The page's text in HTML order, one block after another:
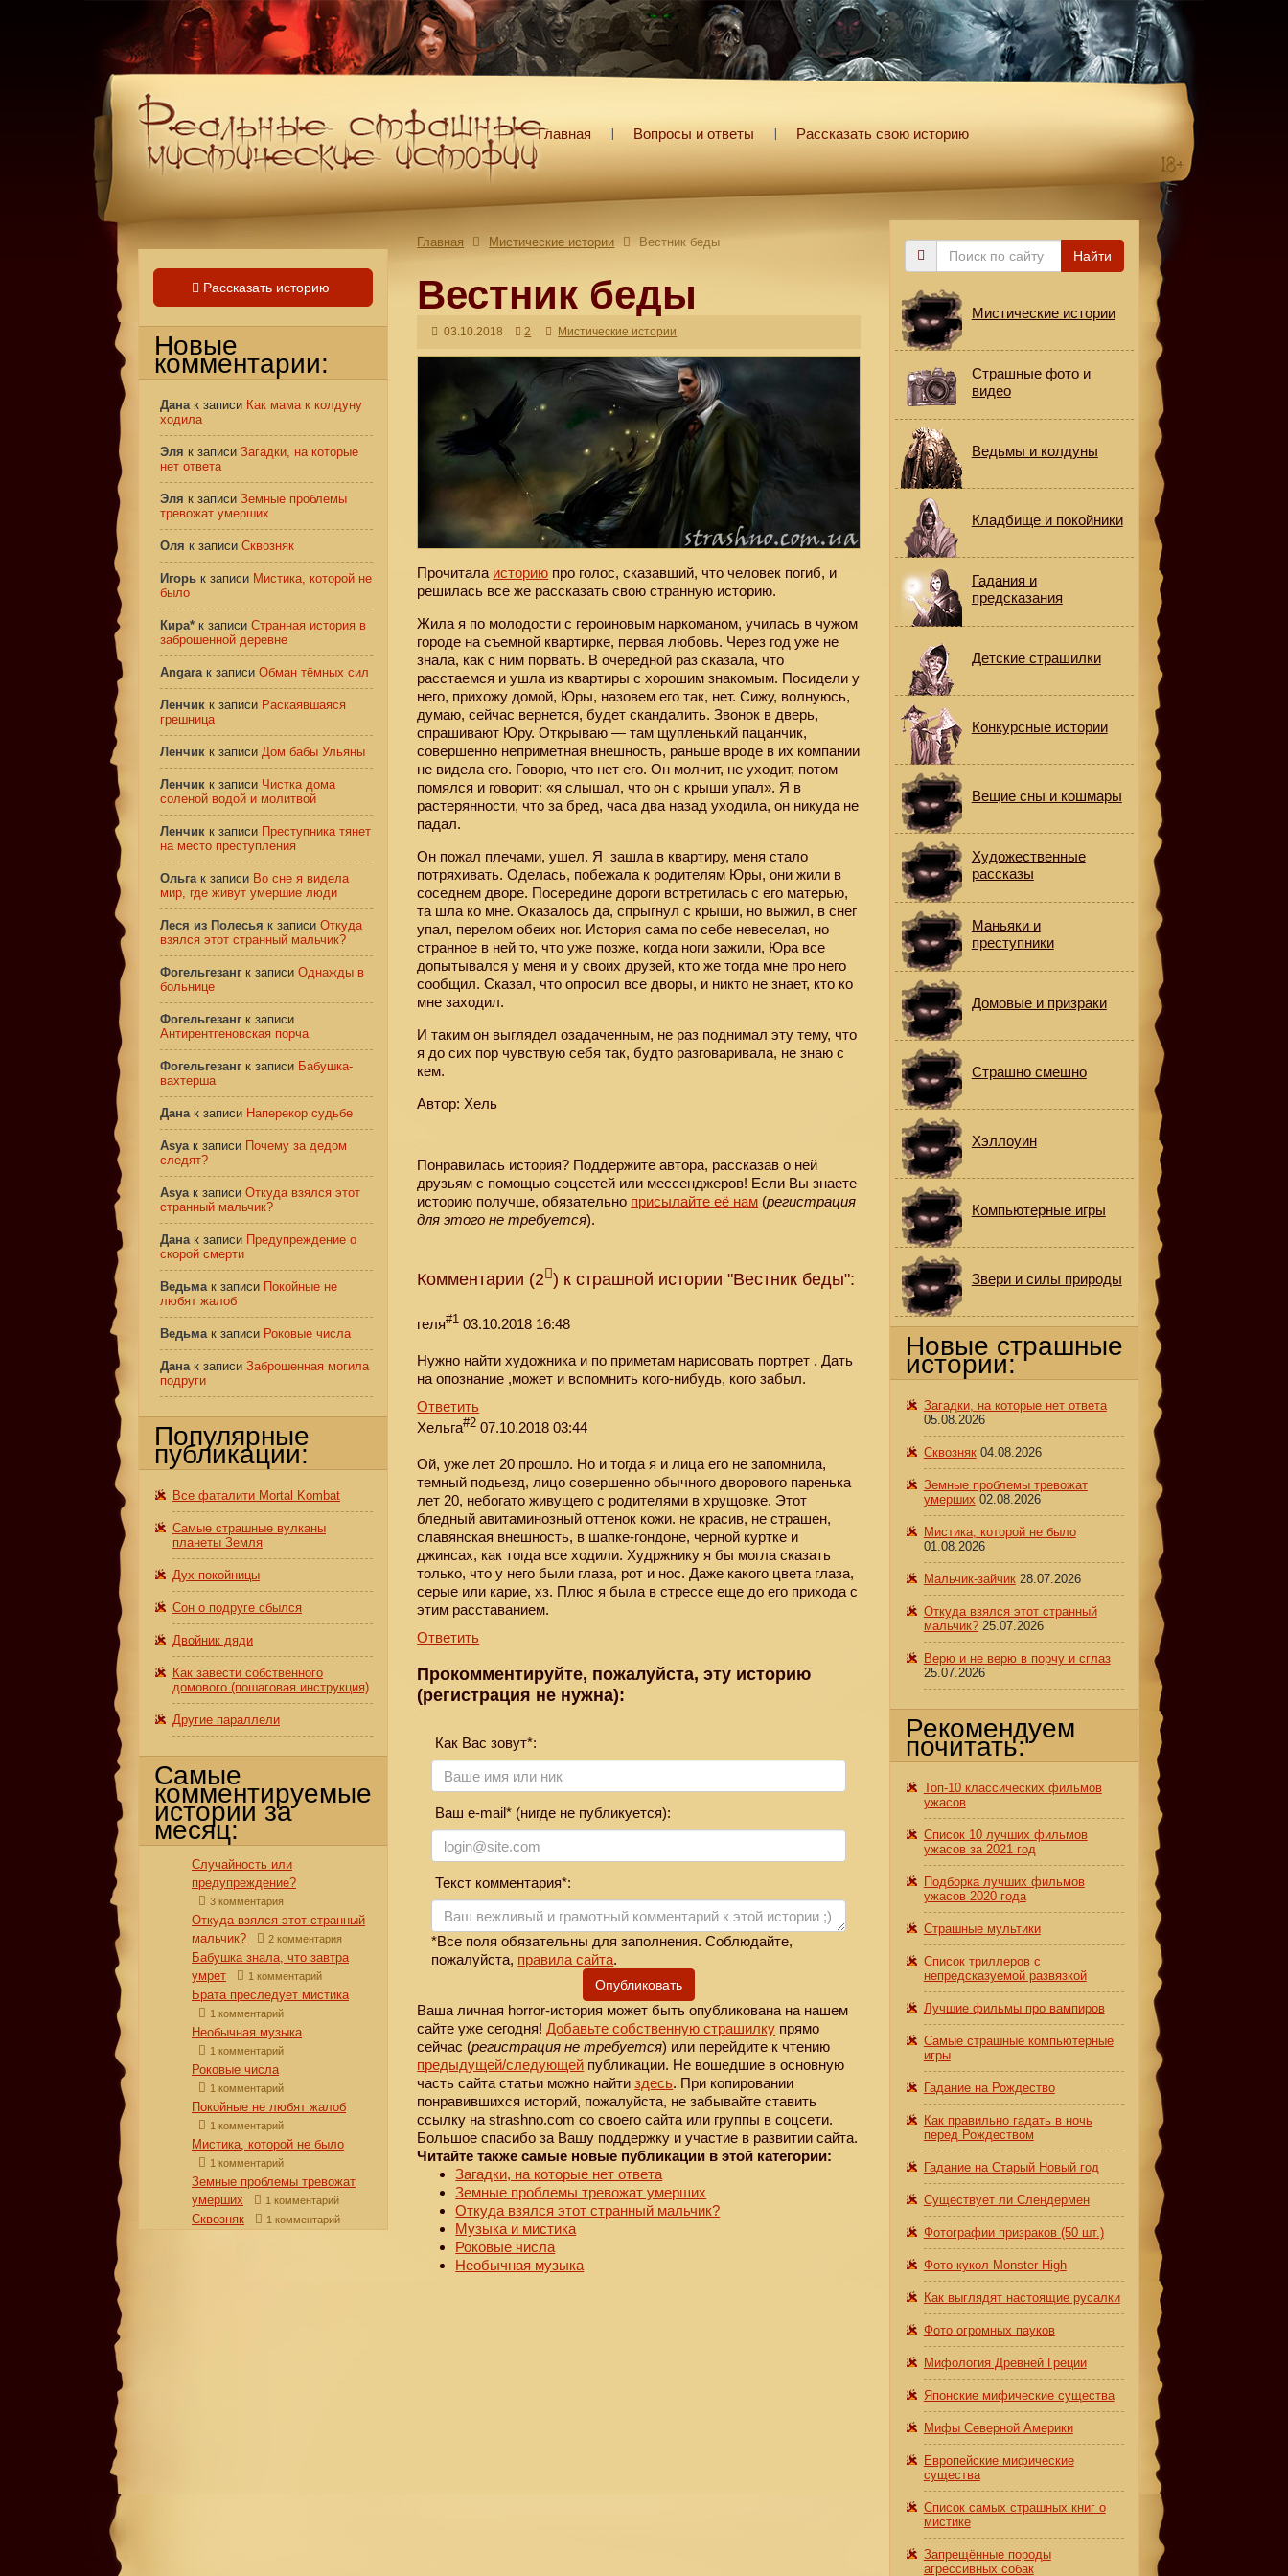
Главная Вопросы и ответы Рассказать свою историю
Главная Мистические истории Вестник беды
Вестник беды
03.10.2018 2 Мистические истории
Прочитала историю про голос, сказавший, что человек погиб, и
решилась все же рассказать свою странную историю.
Жила я по молодости с героиновым наркоманом, училась в чужом
городе на съемной квартирке, первая любовь. Через год уже не
знала, как с ним порвать. В очередной раз сказала, что
расстаемся и ушла из квартиры с хорошим знакомым. Посидели у
него, прихожу домой, Юры, назовем его так, нет. Сижу, волнуюсь,
думаю, сейчас вернется, будет скандалить. Звонок в дверь,
спрашивают Юру. Открываю — там щупленький пацанчик,
совершенно неприметная внешность, раньше вроде в их компании
не видела его. Говорю, что нет его. Он молчит, не уходит, потом
помялся и говорит: «я слышал, что он с крыши упал». Я в
растерянности, что за бред, часа два назад уходила, он никуда не
падал.
Он пожал плечами, ушел. Я зашла в квартиру, меня стало
потряхивать. Оделась, побежала к родителям Юры, они жили в
соседнем дворе. Посередине дороги встретилась с его матерью,
та шла ко мне. Оказалось да, спрыгнул с крыши, но выжил, в снег
упал, перелом обеих ног. История сама по себе невеселая, но
странное в ней то, что уже позже, когда ноги зажили, Юра все
допытывался у меня и у своих друзей, кто же тогда мне про него
сообщил. Сказал, что опросил все дворы, и никто не знает, кто ко
мне заходил.
И таким он выглядел озадаченным, не раз поднимал эту тему, что
я до сих пор чувствую себя так, будто разговаривала, не знаю с
кем.
Автор: Хель
Понравилась история? Поддержите автора, рассказав о ней
друзьям с помощью соцсетей или мессенджеров! Если Вы знаете
историю получше, обязательно присылайте её нам (регистрация
для этого не требуется).
Комментарии (2 ) к страшной истории "Вестник беды":
геля#1 03.10.2018 16:48
Нужно найти художника и по приметам нарисовать портрет . Дать
на опознание ,может и вспомнить кого-нибудь, кого забыл.
Ответить
Хельга#2 07.10.2018 03:44
Ой, уже лет 20 прошло. Но и тогда я и лица его не запомнила,
темный подьезд, лицо совершенно обычного дворового паренька
лет 20, небогато живущего с родителями в хрущовке. Этот
бледный авитаминозный оттенок кожи. не красив, не страшен,
славянская внешность, в шапке-гондоне, черной куртке и
джинсах, как тогда все ходили. Худржнику я бы могла сказать
только, что у него были глаза, рот и нос. Даже какого цвета глаза,
серые или карие, хз. Плюс я была в стрессе еще до его прихода с
этим расставанием.
Ответить
Прокомментируйте, пожалуйста, эту историю
(регистрация не нужна):
Как Вас зовут*:
Ваш e-mail* (нигде не публикуется):
Текст комментария*:
*Все поля обязательны для заполнения. Соблюдайте,
пожалуйста, правила сайта.
Опубликовать
Ваша личная horror-история может быть опубликована на нашем
сайте уже сегодня!Добавьте собственную страшилку прямо
сейчас (регистрация не требуется) или перейдите к чтению
предыдущей/следующей публикации. Не вошедшие в основную
часть сайта статьи можно найтиздесь. При копировании
понравившихся историй, пожалуйста, не забывайте ставить
ссылку на strashno.com со своего сайта или группы в соцсети.
Большое спасибо за Вашу поддержку и участие в развитии сайта.
Читайте также самые новые публикации в этой категории:
Загадки, на которые нет ответа
Земные проблемы тревожат умерших
Откуда взялся этот странный мальчик?
Музыка и мистика
Роковые числа
Необычная музыка
Рассказать историю
Новые
комментарии:
Данак записи Как мама к колдуну
ходила
Эля к записи Загадки, на которые
нет ответа
Эля к записи Земные проблемы
тревожат умерших
Оля к записи Сквозняк
Игорь к записи Мистика, которой не
было
Кира* к записи Странная история в
заброшенной деревне
Angaraк записи Обман тёмных сил
Ленчик к записи Раскаявшаяся
грешница
Ленчик к записи Дом бабы Ульяны
Ленчик к записи Чистка дома
соленой водой и молитвой
Ленчик к записи Преступника тянет
на место преступления
Ольгак записи Во сне я видела
мир, где живут умершие люди
Леся из Полесья к записи Откуда
взялся этот странный мальчик?
Фогельгезанг к записи Однажды в
больнице
Фогельгезанг к записи
Антирентгеновская порча
Фогельгезанг к записи Бабушка-
вахтерша
Данак записи Наперекор судьбе
Asyaк записи Почему за дедом
следят?
Asyaк записи Откуда взялся этот
странный мальчик?
Данак записи Предупреждение о
скорой смерти
Ведьмак записи Покойные не
любят жалоб
Ведьмак записи Роковые числа
Данак записи Заброшенная могила
подруги
Популярные
публикации:
Все фаталити Mortal Kombat
Самые страшные вулканы
планеты Земля
Дух покойницы
Сон о подруге сбылся
Двойник дяди
Как завести собственного
домового (пошаговая инструкция)
Другие параллели
Самые
комментируемые
истории за
месяц:
Случайность или
предупреждение?
3 комментария
Откуда взялся этот странный
мальчик?
2 комментария
Бабушка знала, что завтра
умрет
1 комментарий
Брата преследует мистика
1 комментарий
Необычная музыка
1 комментарий
Роковые числа
1 комментарий
Покойные не любят жалоб
1 комментарий
Мистика, которой не было
1 комментарий
Земные проблемы тревожат
умерших
1 комментарий
Сквозняк 1 комментарий
Поиск
Найти
Мистические истории
Страшные фото и
видео
Ведьмы и колдуны
Кладбище и покойники
Гадания и
предсказания
Детские страшилки
Конкурсные истории
Вещие сны и кошмары
Художественные
рассказы
Маньяки и
преступники
Домовые и призраки
Страшно смешно
Хэллоуин
Компьютерные игры
Звери и силы природы
Новые страшные
истории:
Загадки, на которые нет ответа
05.08.2026
Сквозняк 04.08.2026
Земные проблемы тревожат
умерших 02.08.2026
Мистика, которой не было
01.08.2026
Мальчик-зайчик 28.07.2026
Откуда взялся этот странный
мальчик? 25.07.2026
Верю и не верю в порчу и сглаз
25.07.2026
Рекомендуем
почитать:
Топ-10 классических фильмов
ужасов
Список 10 лучших фильмов
ужасов за 2021 год
Подборка лучших фильмов
ужасов 2020 года
Страшные мультики
Список триллеров с
непредсказуемой развязкой
Лучшие фильмы про вампиров
Самые страшные компьютерные
игры
Гадание на Рождество
Как правильно гадать в ночь
перед Рождеством
Гадание на Старый Новый год
Существует ли Слендермен
Фотографии призраков (50 шт.)
Фото кукол Monster High
Как выглядят настоящие русалки
Фото огромных пауков
Мифология Древней Греции
Японские мифические существа
Мифы Северной Америки
Европейские мифические
существа
Список самых страшных книг о
мистике
Запрещённые породы
агрессивных собак